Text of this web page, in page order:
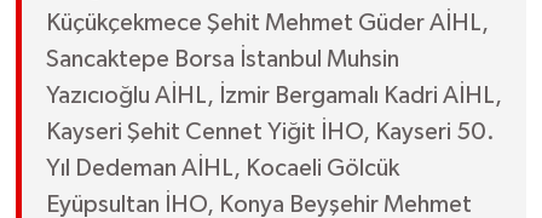
Küçükçekmece Şehit Mehmet Güder AİHL,
Sancaktepe Borsa İstanbul Muhsin
Yazıcıoğlu AİHL, İzmir Bergamalı Kadri AİHL,
Kayseri Şehit Cennet Yiğit İHO, Kayseri 50.
Yıl Dedeman AİHL, Kocaeli Gölcük
Eyüpsultan İHO, Konya Beyşehir Mehmet